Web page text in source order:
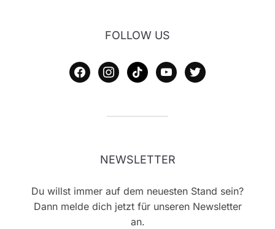
FOLLOW US
facebookinstagram
tiktok youtubetwitter
NEWSLETTER
Du willst immer auf dem neuesten Stand sein?
Dann melde dich jetzt für unseren Newsletter
an.